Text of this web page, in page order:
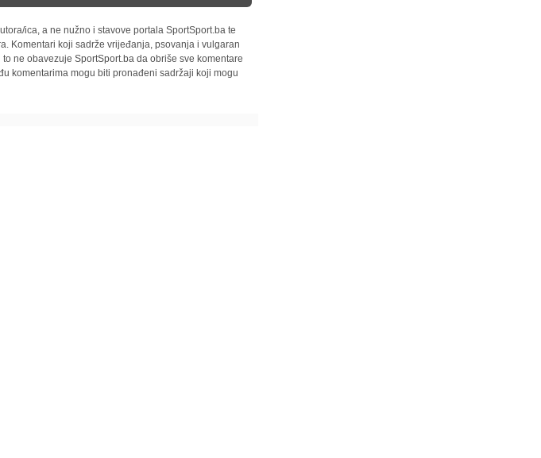
ica, a ne nužno i stavove portala SportSport.ba te
Komentari koji sadrže vrijeđanja, psovanja i vulgaran
ne obavezuje SportSport.ba da obriše sve komentare
komentarima mogu biti pronađeni sadržaji koji mogu